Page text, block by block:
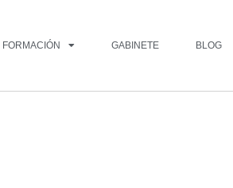
FORMACIÓN GABINETE BLOG